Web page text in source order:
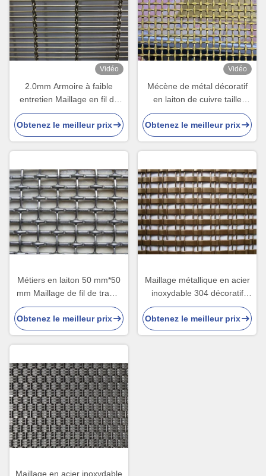
Vidéo
2.0mm Armoire à faible
entretien Maillage en fil de
fer décoratif
Obtenez le meilleur prix
Vidéo
Mécène de métal décoratif
en laiton de cuivre taille
personnalisée
Obtenez le meilleur prix
Métiers en laiton 50 mm*50
mm Maillage de fil de trame
pour la décoration
Obtenez le meilleur prix
Maillage métallique en acier
inoxydable 304 décoratif
pour portes d'armoires
Obtenez le meilleur prix
Maillage en acier inoxydable